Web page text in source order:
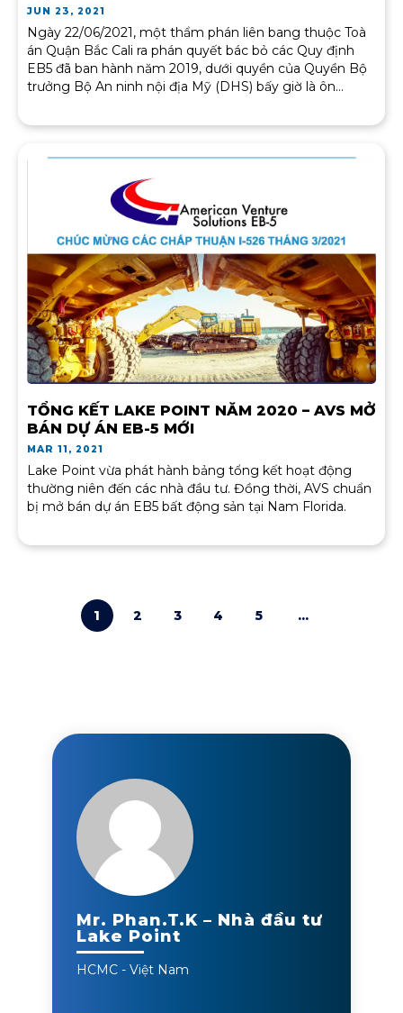
JUN 23, 2021
Ngày 22/06/2021, một thẩm phán liên bang thuộc Toà
án Quận Bắc Cali ra phán quyết bác bỏ các Quy định
EB5 đã ban hành năm 2019, dưới quyền của Quyền Bộ
trưởng Bộ An ninh nội địa Mỹ (DHS) bấy giờ là ôn...
TỔNG KẾT LAKE POINT NĂM 2020 – AVS MỞ
BÁN DỰ ÁN EB-5 MỚI
MAR 11, 2021
Lake Point vừa phát hành bảng tổng kết hoạt động
thường niên đến các nhà đầu tư. Đồng thời, AVS chuẩn
bị mở bán dự án EB5 bất động sản tại Nam Florida.
1 2 3 4 5 ...
Mr. Phan.T.K – Nhà đầu tư
Lake Point
HCMC - Việt Nam